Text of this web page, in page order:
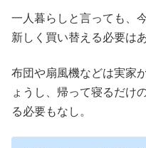
一人暮らしと言っても、
新しく買い替える必要は
布団や扇風機などは実家
ょうし、帰って寝るだけ
る必要もなし。